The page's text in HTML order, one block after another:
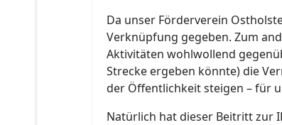
Da unser Förderverein
Verknüpfung gegeben. Zum
Aktivitäten wohlwollend
Strecke ergeben könnte) die
der Öffentlichkeit steigen – für
Natürlich hat dieser Beitritt zur